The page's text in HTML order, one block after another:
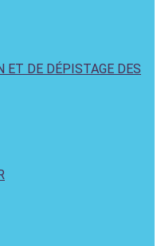
ET DE DÉPISTAGE DES